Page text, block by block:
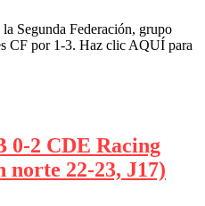
Segunda Federación, grupo
CF por 1-3. Haz clic AQUÍ para
0-2 CDE Racing
norte 22-23, J17)